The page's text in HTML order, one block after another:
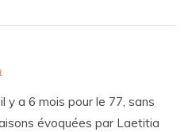
y a 6 mois pour le 77, sans
évoquées par Laetitia